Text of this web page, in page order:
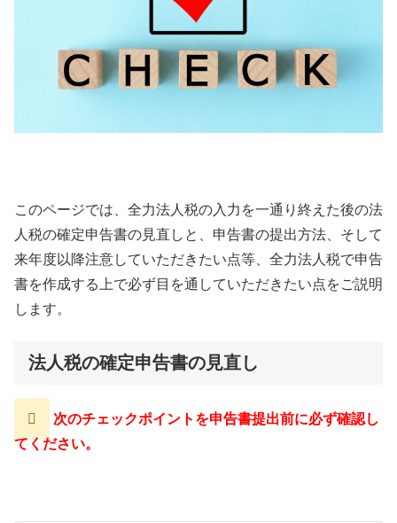
このページでは、全力法人税の入力を一通り終えた後の法
人税の確定申告書の見直しと、申告書の提出方法、そして
来年度以降注意していただきたい点等、全力法人税で申告
書を作成する上で必ず目を通していただきたい点をご説明
します。
法人税の確定申告書の見直し
次のチェックポイントを申告書提出前に必ず確認し
てください。